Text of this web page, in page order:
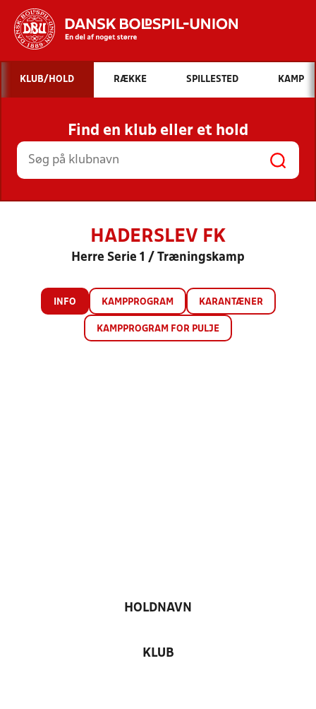
Hvad vil du søge efter?
INDHOLD OG NYHEDER
STILLINGER, RESULTATER, KLUBBER OG
HOLD
KLUB/HOLD RÆKKE SPILLESTED KAMP
Find en klub eller et hold
HADERSLEV FK
Herre Serie 1 / Træningskamp
INFO KAMPPROGRAM KARANTÆNER
KAMPPROGRAM FOR PULJE
HOLDNAVN
KLUB